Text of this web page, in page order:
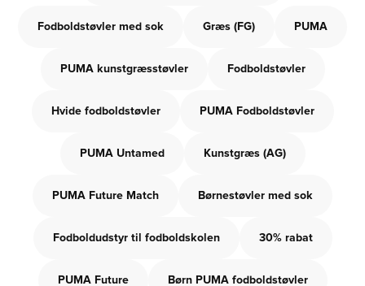
Fodboldstøvler med sok Græs (FG) PUMA
PUMA kunstgræsstøvler Fodboldstøvler
Hvide fodboldstøvler PUMA Fodboldstøvler
PUMA Untamed Kunstgræs (AG)
PUMA Future Match Børnestøvler med sok
Fodboldudstyr til fodboldskolen 30% rabat
PUMA Future Børn PUMA fodboldstøvler